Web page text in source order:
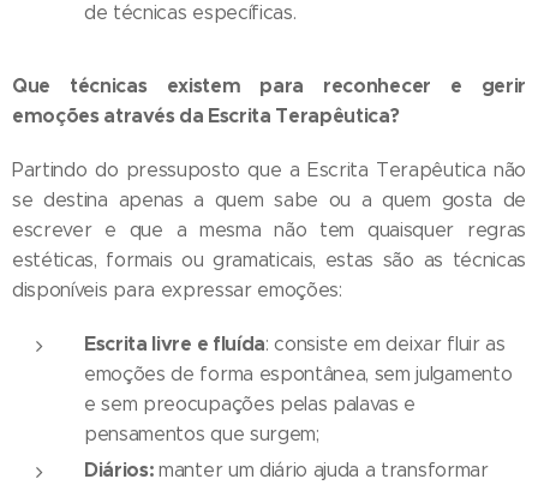
de técnicas específicas.
Que técnicas existem para reconhecer e gerir
emoções através da Escrita Terapêutica?
Partindo do pressuposto que a Escrita Terapêutica não
se destina apenas a quem sabe ou a quem gosta de
escrever e que a mesma não tem quaisquer regras
estéticas, formais ou gramaticais, estas são as técnicas
disponíveis para expressar emoções:
Escrita livre e fluída: consiste em deixar fluir as
emoções de forma espontânea, sem julgamento
e sem preocupações pelas palavas e
pensamentos que surgem;
Diários:manter um diário ajuda a transformar